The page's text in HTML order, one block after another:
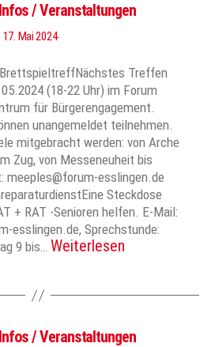
/ Veranstaltungen
17. Mai 2024
Treffen
(18-22 Uhr) im Forum
für Bürgerengagement.
unangemeldet teilnehmen.
mitgebracht werden: von Arche
Zug, von Messeneuheit bis
meeples@forum-esslingen.de
Steckdose
+ RAT -Senioren helfen. E-Mail:
esslingen.de, Sprechstunde:
9 bis… Weiterlesen
/ Veranstaltungen